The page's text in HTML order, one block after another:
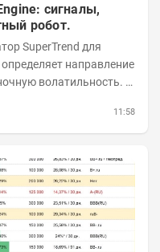
сигналы,
робот.
SuperTrend для
направление
волатильность. В
11:58